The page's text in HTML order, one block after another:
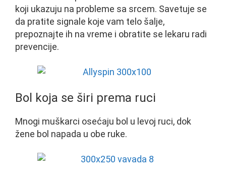
koji ukazuju na probleme sa srcem. Savetuje se
da pratite signale koje vam telo šalje,
prepoznajte ih na vreme i obratite se lekaru radi
prevencije.
Bol koja se širi prema ruci
Mnogi muškarci osećaju bol u levoj ruci, dok
žene bol napada u obe ruke.